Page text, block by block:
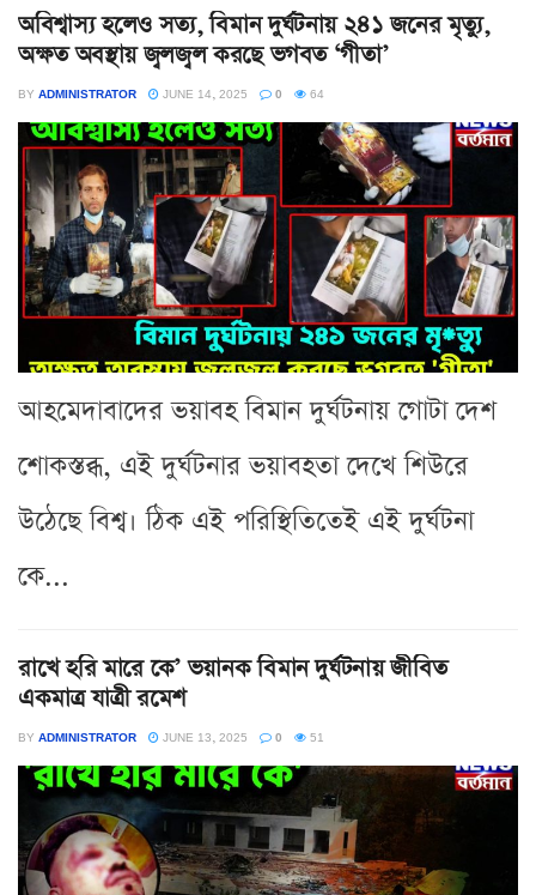
অবিশ্বাস্য হলেও সত্য, বিমান দুর্ঘটনায় ২৪১ জনের মৃত্যু,
অক্ষত অবস্থায় জ্বলজ্বল করছে ভগবত ‘গীতা’
BY ADMINISTRATOR JUNE 14, 2025 0 64
আহমেদাবাদের ভয়াবহ বিমান দুর্ঘটনায় গোটা দেশ
শোকস্তব্ধ, এই দুর্ঘটনার ভয়াবহতা দেখে শিউরে
উঠেছে বিশ্ব। ঠিক এই পরিস্থিতিতেই এই দুর্ঘটনা
কে...
রাখে হরি মারে কে’ ভয়ানক বিমান দুর্ঘটনায় জীবিত
একমাত্র যাত্রী রমেশ
BY ADMINISTRATOR JUNE 13, 2025 0 51